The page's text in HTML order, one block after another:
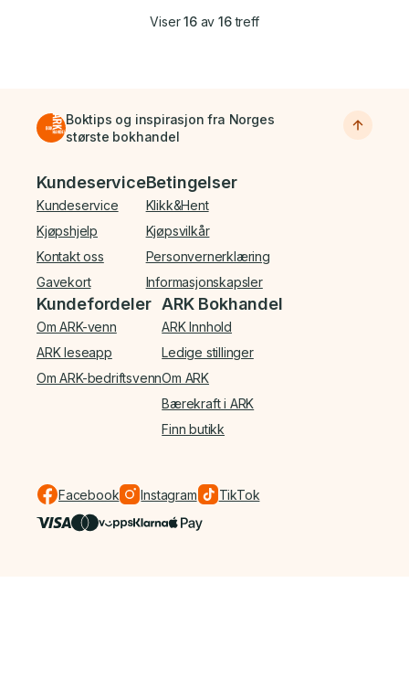
Viser16av 16treff
Boktips og inspirasjon fra Norges
største bokhandel
Bunnmeny
Kundeservice
Kundeservice
Kjøpshjelp
Kontakt oss
Gavekort
Betingelser
Klikk&Hent
Kjøpsvilkår
Personvernerklæring
Informasjonskapsler
Kundefordeler
Om ARK-venn
ARK leseapp
Om ARK-bedriftsvenn
ARK Bokhandel
ARK Innhold
Ledige stillinger
Om ARK
Bærekraft i ARK
Finn butikk
Facebook Instagram TikTok